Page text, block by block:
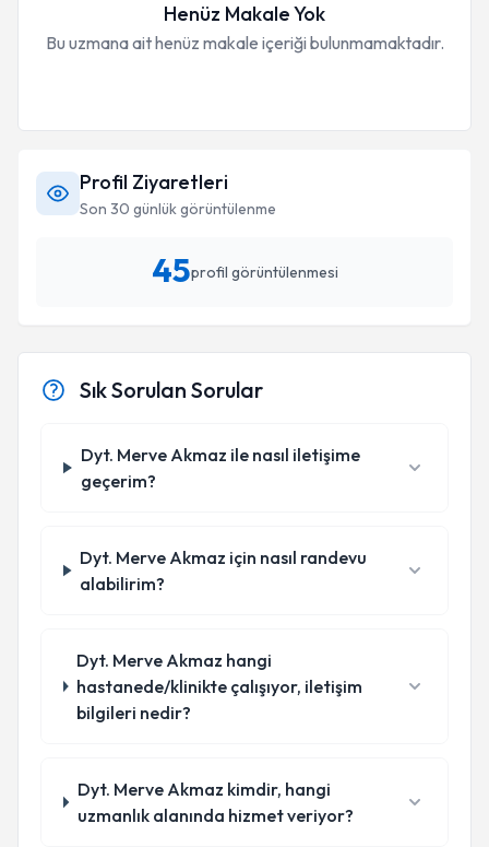
Henüz Makale Yok
Bu uzmana ait henüz makale içeriği bulunmamaktadır.
Profil Ziyaretleri
Son 30 günlük görüntülenme
45profil görüntülenmesi
Sık Sorulan Sorular
Dyt. Merve Akmaz ile nasıl iletişime
geçerim?
Dyt. Merve Akmaz için nasıl randevu
alabilirim?
Dyt. Merve Akmaz hangi
hastanede/klinikte çalışıyor, iletişim
bilgileri nedir?
Dyt. Merve Akmaz kimdir, hangi
uzmanlık alanında hizmet veriyor?